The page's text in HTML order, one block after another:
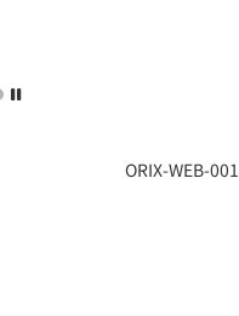
ORIX-WEB-001